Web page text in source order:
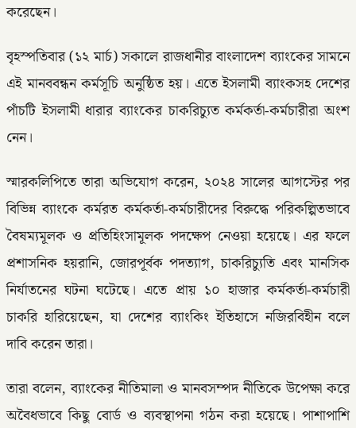
করেছেন।
বৃহস্পতিবার (১২ মার্চ) সকালে রাজধানীর বাংলাদেশ ব্যাংকের সামনে
এই মানববন্ধন কর্মসূচি অনুষ্ঠিত হয়। এতে ইসলামী ব্যাংকসহ দেশের
পাঁচটি ইসলামী ধারার ব্যাংকের চাকরিচ্যুত কর্মকর্তা-কর্মচারীরা অংশ
নেন।
স্মারকলিপিতে তারা অভিযোগ করেন, ২০২৪ সালের আগস্টের পর
বিভিন্ন ব্যাংকে কর্মরত কর্মকর্তা-কর্মচারীদের বিরুদ্ধে পরিকল্পিতভাবে
বৈষম্যমূলক ও প্রতিহিংসামূলক পদক্ষেপ নেওয়া হয়েছে। এর ফলে
প্রশাসনিক হয়রানি, জোরপূর্বক পদত্যাগ, চাকরিচ্যুতি এবং মানসিক
নির্যাতনের ঘটনা ঘটেছে। এতে প্রায় ১০ হাজার কর্মকর্তা-কর্মচারী
চাকরি হারিয়েছেন, যা দেশের ব্যাংকিং ইতিহাসে নজিরবিহীন বলে
দাবি করেন তারা।
তারা বলেন, ব্যাংকের নীতিমালা ও মানবসম্পদ নীতিকে উপেক্ষা করে
অবৈধভাবে কিছু বোর্ড ও ব্যবস্থাপনা গঠন করা হয়েছে। পাশাপাশি